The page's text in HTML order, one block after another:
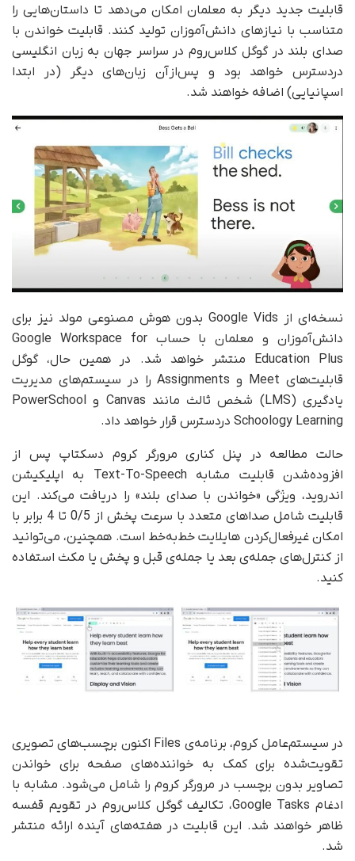
قابلیت جدید دیگر به معلمان امکان می‌دهد تا داستان‌هایی را
متناسب با نیازهای دانش‌آموزان تولید کنند. قابلیت خواندن با
صدای بلند در گوگل کلاس‌روم در سراسر جهان به زبان انگلیسی
دردسترس خواهد بود و پس‌از‌آن زبان‌های دیگر (در ابتدا
اسپانیایی) اضافه خواهند شد.
نسخه‌ای از Google Vids بدون هوش مصنوعی مولد نیز برای
دانش‌آموزان و معلمان با حساب Google Workspace for
Education Plus منتشر خواهد شد. در همین حال، گوگل
قابلیت‌های Meet و Assignments را در سیستم‌های مدیریت
یادگیری (LMS) شخص ثالث مانند Canvas و PowerSchool
Schoology Learning در‌دسترس قرار خواهد داد.
حالت مطالعه در پنل کناری مرورگر کروم دسکتاپ پس از
افزوده‌شدن قابلیت مشابه Text-To-Speech به اپلیکیشن
اندروید، ویژگی «خواندن با صدای بلند» را دریافت می‌کند. این
قابلیت شامل صداهای متعدد با سرعت پخش از 0/5 تا 4 برابر با
امکان غیرفعال‌کردن هایلایت خط‌به‌خط است. همچنین، می‌توانید
از کنترل‌های جمله‌ی بعد یا جمله‌ی قبل و پخش یا مکث استفاده
کنید.
در سیستم‌عامل کروم، برنامه‌ی Files اکنون برچسب‌های تصویری
تقویت‌شده برای کمک به خواننده‌های صفحه برای خواندن
تصاویر بدون برچسب در مرورگر کروم را شامل می‌شود. مشابه با
ادغام Google Tasks، تکالیف گوگل کلاس‌روم در تقویم قفسه
ظاهر خواهند شد. این قابلیت در هفته‌های آینده ارائه منتشر
شد.